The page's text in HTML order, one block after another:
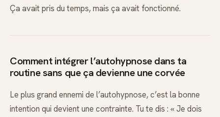
Ça avait pris du temps, mais ça avait fonctionné.
Comment intégrer l’autohypnose dans ta
routine sans que ça devienne une corvée
Le plus grand ennemi de l’autohypnose, c’est la bonne
intention qui devient une contrainte. Tu te dis : « Je dois